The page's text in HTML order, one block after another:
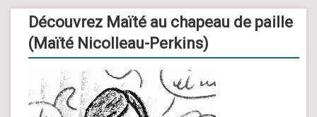
Découvrez Maïté au chapeau de paille
(Maïté Nicolleau-Perkins)